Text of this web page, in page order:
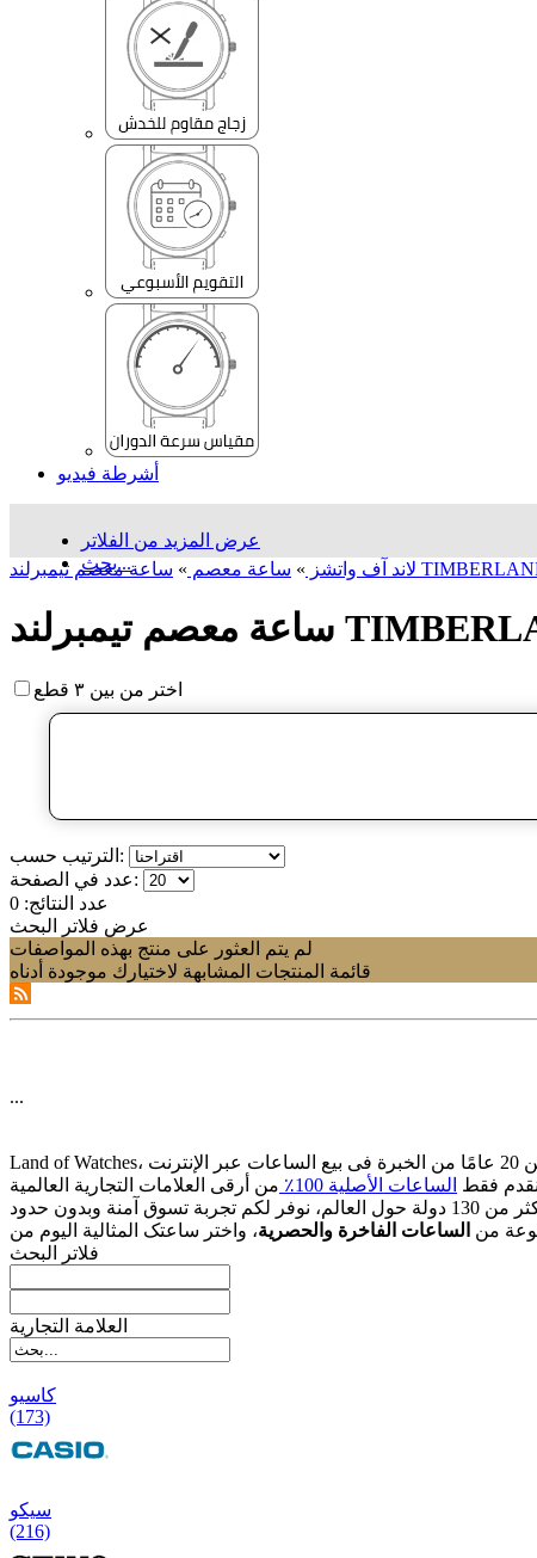
أشرطة فيديو
عرض المزيد من الفلاتر
بحث...
لاند آف واتشز » ساعة معصم »
اختر من بين ٣ قطع
الترتيب حسب:
عدد في الصفحة:
عدد النتائج: 0
عرض فلاتر البحث
لم يتم العثور على منتج بهذه المواصفات
قائمة المنتجات المشابهة لاختيارك موجودة أدناه
...
فقط الساعات الأصلیة 100٪
من الساعات الفاخرة والحصریة
فلاتر البحث
العلامة التجارية
کاسیو
(173)
سیکو
(216)